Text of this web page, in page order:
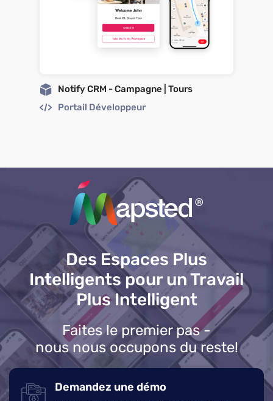
Notify CRM - Campagne | Tours
Portail Développeur
Des Espaces Plus
Intelligents pour un Travail
Plus Intelligent
Faites le premier pas -
nous nous occupons du reste!
Demandez une démo